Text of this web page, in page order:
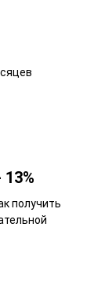
получить